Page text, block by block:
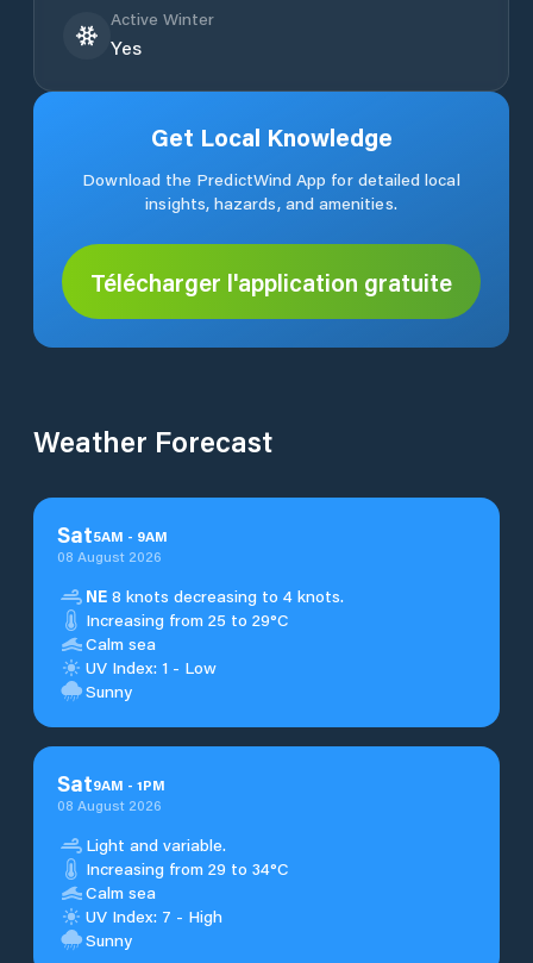
Active Winter
Yes
Get Local Knowledge
Download the PredictWind App for detailed local
insights, hazards, and amenities.
Télécharger l'application gratuite
Weather Forecast
Sat5AM - 9AM
08 August 2026
NE 8 knots decreasing to 4 knots.
Increasing from 25 to 29°C
Calm sea
UV Index: 1 - Low
Sunny
Sat9AM - 1PM
08 August 2026
Light and variable.
Increasing from 29 to 34°C
Calm sea
UV Index: 7 - High
Sunny